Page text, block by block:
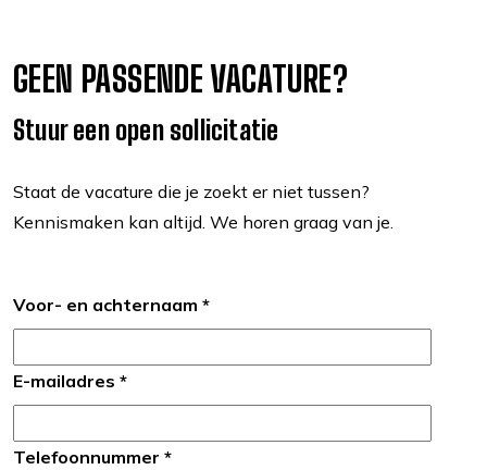
GEEN PASSENDE VACATURE?
Stuur een open sollicitatie
Staat de vacature die je zoekt er niet tussen?
Kennismaken kan altijd. We horen graag van je.
Voor- en achternaam *
E-mailadres *
Telefoonnummer *